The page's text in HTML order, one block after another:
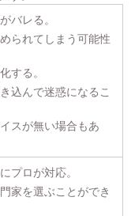
バレる。
られてしまう可能性
する。
込んで迷惑になるこ
スが無い場合もあ
プロが対応。
家を選ぶことができ